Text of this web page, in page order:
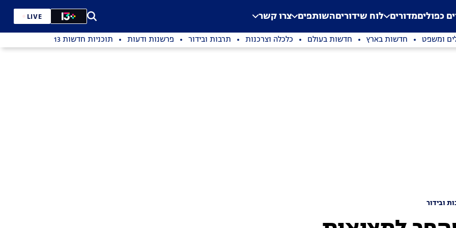
Application error: a
. כפוליםמדורים לוח שידוריםהשותפים צרו קשר LIVE
ומשפט חדשות בארץ חדשות בעולם כלכלה וצרכנות תרבות ובידור פרשנות ודעות תוכניות חדשות 13
ובידור